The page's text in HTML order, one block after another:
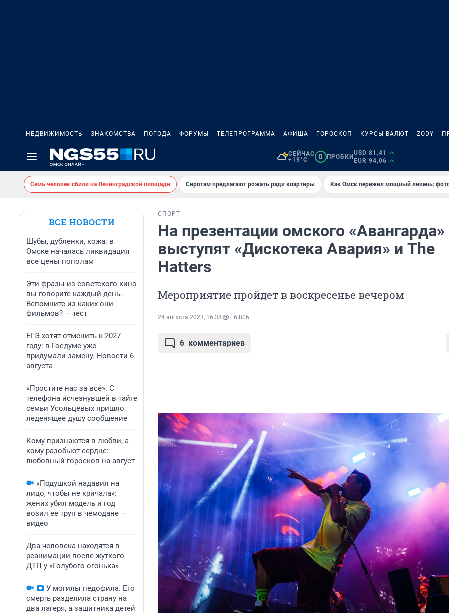
НЕДВИЖИМОСТЬ ЗНАКОМСТВА ПОГОДА ФОРУМЫ ТЕЛЕПРОГРАММА АФИША ГОРОСКОП КУРСЫ ВАЛЮТ ZODY
СЕЙЧАС
+19°C
0 ПРОБКИ
USD 81,41
EUR 94,06
Семь человек сбили на Ленинградской площади Сиротам предлагают рожать ради квартиры Как Омск пережил мощный ливень:
ВСЕ НОВОСТИ
Шубы, дубленки, кожа: в
Омске началась ликвидация —
все цены пополам
Эти фразы из советского кино
вы говорите каждый день.
Вспомните из каких они
фильмов? — тест
ЕГЭ хотят отменить к 2027
году: в Госдуме уже
придумали замену. Новости 6
августа
«Простите нас за всё». С
телефона исчезнувшей в тайге
семьи Усольцевых пришло
леденящее душу сообщение
Кому признаются в любви, а
кому разобьют сердце:
любовный гороскоп на август
«Подушкой надавил на
лицо, чтобы не кричала»:
жених убил модель и год
возил ее труп в чемодане —
видео
Два человека находятся в
реанимации после жуткого
ДТП у «Голубого огонька»
У могилы педофила. Его
смерть разделила страну на
два лагеря, а защитника детей
СПОРТ
На презентации омского «Авангарда»
выступят «Дискотека Авария» и The
Hatters
Мероприятие пройдет в воскресенье вечером
24 августа 2023, 16:38 6 806
6 комментариев